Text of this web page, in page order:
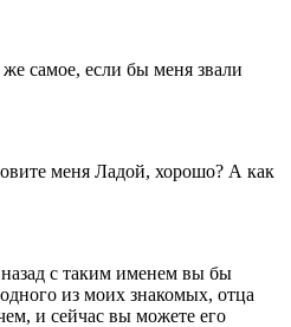
самое, если бы меня звали
меня Ладой, хорошо? А как
с таким именем вы бы
из моих знакомых, отца
и сейчас вы можете его